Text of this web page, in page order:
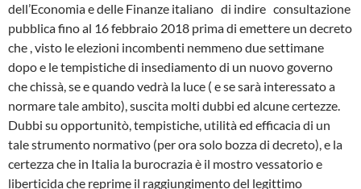
dell’Economia e delle Finanze italiano di indire consultazione
pubblica fino al 16 febbraio 2018 prima di emettere un decreto
che , visto le elezioni incombenti nemmeno due settimane
dopo e le tempistiche di insediamento di un nuovo governo
che chissà, se e quando vedrà la luce ( e se sarà interessato a
normare tale ambito), suscita molti dubbi ed alcune certezze.
Dubbi su opportunitò, tempistiche, utilità ed efficacia di un
tale strumento normativo (per ora solo bozza di decreto), e la
certezza che in Italia la burocrazia è il mostro vessatorio e
liberticida che reprime il raggiungimento del legittimo